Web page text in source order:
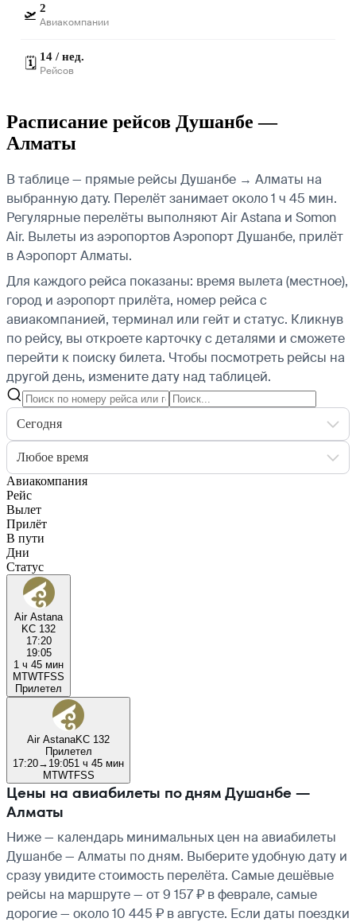
🛫 2
Авиакомпании
🗓️ 14 / нед.
Рейсов
Расписание рейсов Душанбе —
Алматы
В таблице — прямые рейсы Душанбе → Алматы на
выбранную дату. Перелёт занимает около 1 ч 45 мин.
Регулярные перелёты выполняют Air Astana и Somon
Air. Вылеты из аэропортов Аэропорт Душанбе, прилёт
в Аэропорт Алматы.
Для каждого рейса показаны: время вылета (местное),
город и аэропорт прилёта, номер рейса с
авиакомпанией, терминал или гейт и статус. Кликнув
по рейсу, вы откроете карточку с деталями и сможете
перейти к поиску билета. Чтобы посмотреть рейсы на
другой день, измените дату над таблицей.
Сегодня
Любое время
Авиакомпания
Рейс
Вылет
Прилёт
В пути
Дни
Статус
Air Astana
KC 132
17:20
19:05
1 ч 45 мин
MTWTFSS
Прилетел
Air AstanaKC 132
Прилетел
17:20→ 19:051 ч 45 мин
MTWTFSS
Цены на авиабилеты по дням Душанбе —
Алматы
Ниже — календарь минимальных цен на авиабилеты
Душанбе — Алматы по дням. Выберите удобную дату и
сразу увидите стоимость перелёта. Самые дешёвые
рейсы на маршруте — от 9 157 ₽ в феврале, самые
дорогие — около 10 445 ₽ в августе. Если даты поездки